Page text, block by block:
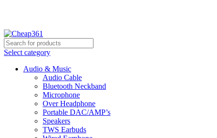
Select category
Audio & Music
Audio Cable
Bluetooth Neckband
Microphone
Over Headphone
Portable DAC/AMP’s
Speakers
TWS Earbuds